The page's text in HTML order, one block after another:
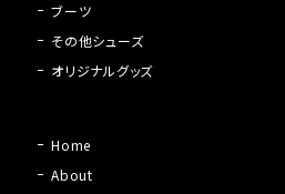
ブーツ
その他シューズ
オリジナルグッズ
Home
About